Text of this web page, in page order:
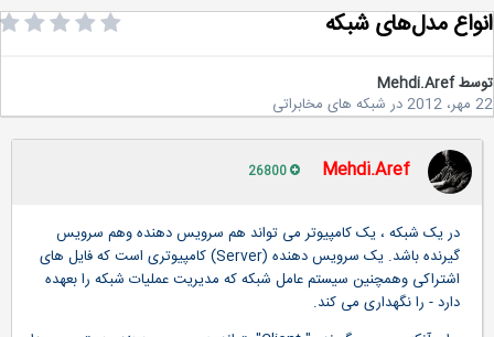
مدل‌های شبکه
Mehdi.Aref
درشبکه های مخابراتی
Mehdi.Aref
در يک شبکه ، يک کامپيوتر می تواند هم سرويس دهنده وهم سرويس
گيرنده باشد. يک سرويس دهنده (Server) کامپيوتری است که فايل های
اشتراکی وهمچنين سيستم عامل شبکه که مديريت عمليات شبکه را بعهده
دارد - را نگهداری می کند.